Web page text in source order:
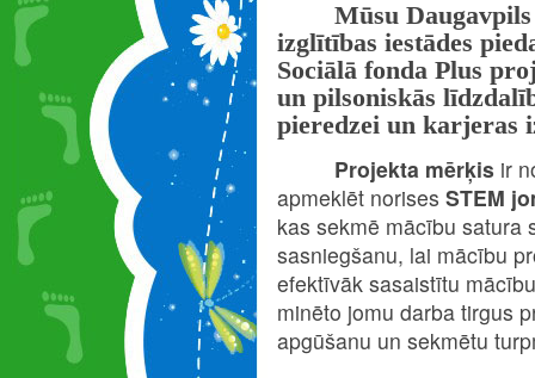
Mūsu
izglītības iestādes
Sociālā fonda Plus
un pilsoniskās
pieredzei un karjeras
Projekta mērķis ir
apmeklēt norises STEM
kas sekmē mācību satura
sasniegšanu, lai mācību
efektīvāk sasaistītu
minēto jomu darba tirgus
apgūšanu un sekmētu